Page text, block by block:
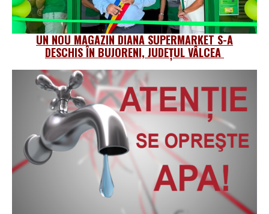
UN NOU MAGAZIN DIANA SUPERMARKET S-A
DESCHIS ÎN BUJORENI, JUDEȚUL VÂLCEA